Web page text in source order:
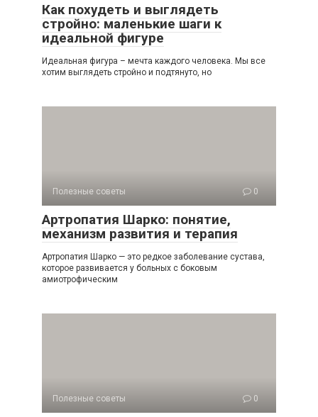
Как похудеть и выглядеть
стройно: маленькие шаги к
идеальной фигуре
Идеальная фигура – мечта каждого человека. Мы все
хотим выглядеть стройно и подтянуто, но
Полезные советы 0
Артропатия Шарко: понятие,
механизм развития и терапия
Артропатия Шарко — это редкое заболевание сустава,
которое развивается у больных с боковым
амиотрофическим
Полезные советы 0